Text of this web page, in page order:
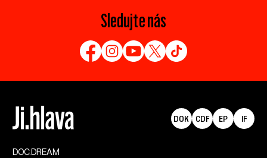
Sledujte nás
DOC.DREAM​
DOK CDF EP IF